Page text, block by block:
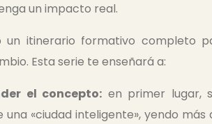
un impacto real.
un itinerario formativo completo
Esta serie te enseñará a:
el concepto: en primer lugar,
una «ciudad inteligente», yendo